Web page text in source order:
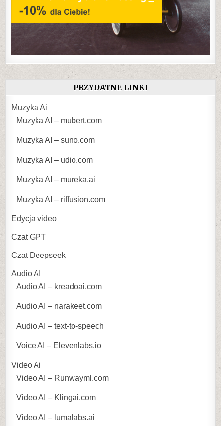
PRZYDATNE LINKI
Muzyka Ai
Muzyka AI – mubert.com
Muzyka AI – suno.com
Muzyka AI – udio.com
Muzyka AI – mureka.ai
Muzyka AI – riffusion.com
Edycja video
Czat GPT
Czat Deepseek
Audio AI
Audio AI – kreadoai.com
Audio AI – narakeet.com
Audio AI – text-to-speech
Voice AI – Elevenlabs.io
Video Ai
Video AI – Runwayml.com
Video AI – Klingai.com
Video AI – lumalabs.ai